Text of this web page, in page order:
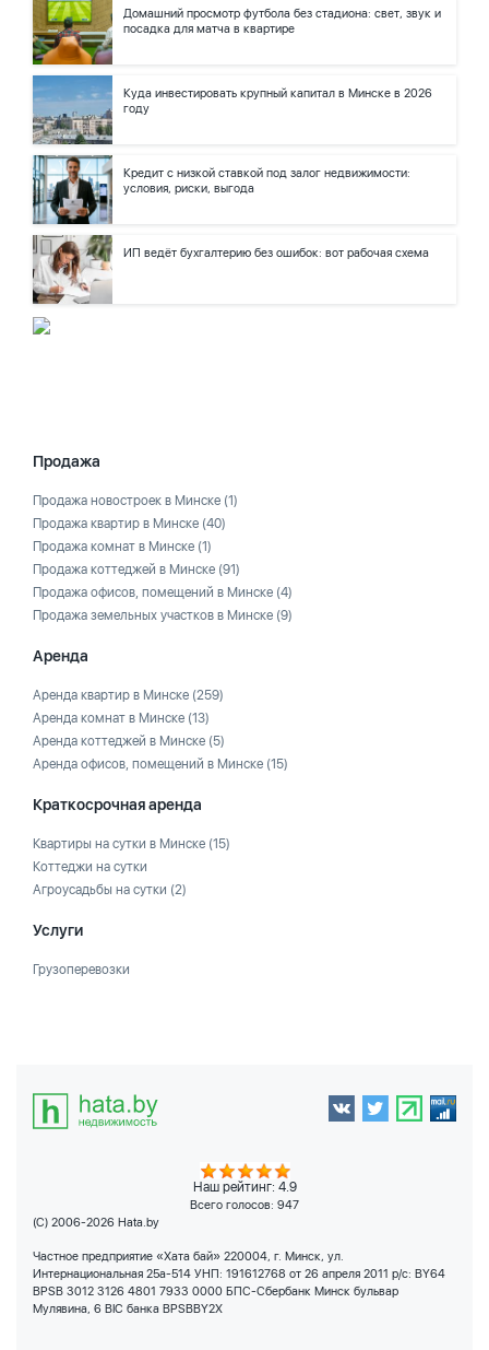
Домашний просмотр футбола без стадиона: свет, звук и
посадка для матча в квартире
Куда инвестировать крупный капитал в Минске в 2026
году
Кредит с низкой ставкой под залог недвижимости:
условия, риски, выгода
ИП ведёт бухгалтерию без ошибок: вот рабочая схема
Продажа
Продажа новостроек в Минске (1)
Продажа квартир в Минске (40)
Продажа комнат в Минске (1)
Продажа коттеджей в Минске (91)
Продажа офисов, помещений в Минске (4)
Продажа земельных участков в Минске (9)
Аренда
Аренда квартир в Минске (259)
Аренда комнат в Минске (13)
Аренда коттеджей в Минске (5)
Аренда офисов, помещений в Минске (15)
Краткосрочная аренда
Квартиры на сутки в Минске (15)
Коттеджи на сутки
Агроусадьбы на сутки (2)
Услуги
Грузоперевозки
Наш рейтинг: 4.9
Всего голосов: 947
(C) 2006-2026 Hata.by
Частное предприятие «Хата бай» 220004, г. Минск, ул.
Интернациональная 25а-514 УНП: 191612768 от 26 апреля 2011 р/с: BY64
BPSB 3012 3126 4801 7933 0000 БПС-Сбербанк Минск бульвар
Мулявина, 6 BIC банка BPSBBY2X